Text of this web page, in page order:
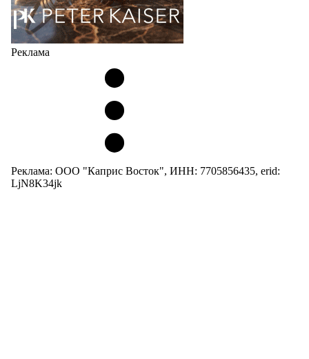
Реклама
Реклама: ООО "Каприс Восток", ИНН: 7705856435, erid:
LjN8K34jk